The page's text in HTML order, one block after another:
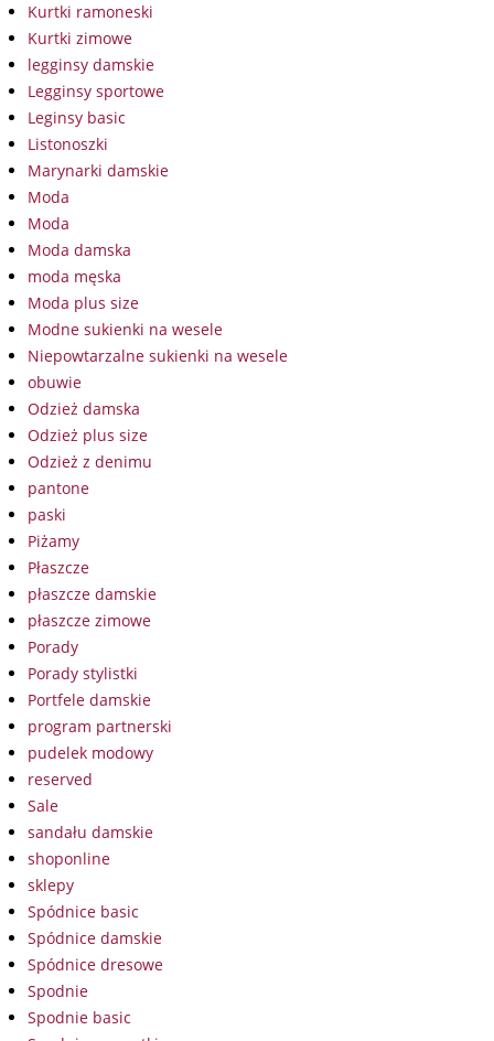
Kurtki ramoneski
Kurtki zimowe
legginsy damskie
Legginsy sportowe
Leginsy basic
Listonoszki
Marynarki damskie
Moda
Moda
Moda damska
moda męska
Moda plus size
Modne sukienki na wesele
Niepowtarzalne sukienki na wesele
obuwie
Odzież damska
Odzież plus size
Odzież z denimu
pantone
paski
Piżamy
Płaszcze
płaszcze damskie
płaszcze zimowe
Porady
Porady stylistki
Portfele damskie
program partnerski
pudelek modowy
reserved
Sale
sandału damskie
shoponline
sklepy
Spódnice basic
Spódnice damskie
Spódnice dresowe
Spodnie
Spodnie basic